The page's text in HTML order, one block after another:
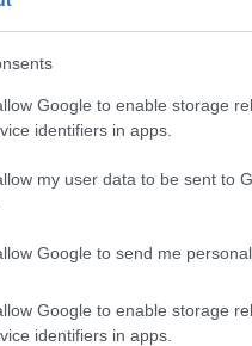
Google to enable storage
identifiers in apps.
my user data to be sent to
Google to send me
Google to enable storage
identifiers in apps.